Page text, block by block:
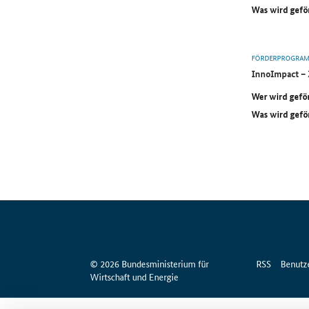
Was wird
InnoImpact –
Wer wird
Was wird
© 2026 Bundesministerium für
Wirtschaft und Energie
RSS